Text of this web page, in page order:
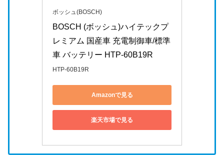
ボッシュ(BOSCH)
BOSCH (ボッシュ)ハイテックプ
レミアム 国産車 充電制御車/標準
車 バッテリー HTP-60B19R
HTP-60B19R
Amazonで見る
楽天市場で見る